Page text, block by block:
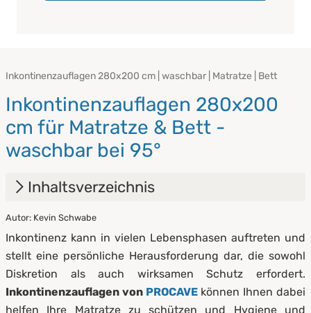
Inkontinenzauflagen 280x200 cm | waschbar | Matratze | Bett
Inkontinenzauflagen 280x200
cm für Matratze & Bett -
waschbar bei 95°
Inhaltsverzeichnis
1. Inkontinenzauflagen von PROCAVE
2.
3. Pflege & Reinigung von Inkontinenzauflagen
Autor: Kevin Schwabe
Inkontinenz kann in vielen Lebensphasen auftreten und
stellt eine persönliche Herausforderung dar, die sowohl
Diskretion als auch wirksamen Schutz erfordert.
Inkontinenzauflagen von PROCAVEkönnen Ihnen dabei
helfen Ihre Matratze zu schützen und Hygiene und